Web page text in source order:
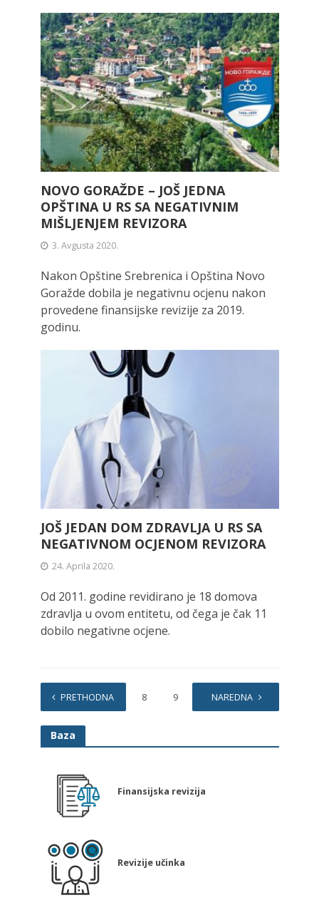
NOVO GORAŽDE – JOŠ JEDNA
OPŠTINA U RS SA NEGATIVNIM
MIŠLJENJEM REVIZORA
3. Avgusta 2020.
Nakon Opštine Srebrenica i Opština Novo
Goražde dobila je negativnu ocjenu nakon
provedene finansijske revizije za 2019.
godinu.
JOŠ JEDAN DOM ZDRAVLJA U RS SA
NEGATIVNOM OCJENOM REVIZORA
24. Aprila 2020.
Od 2011. godine revidirano je 18 domova
zdravlja u ovom entitetu, od čega je čak 11
dobilo negativne ocjene.
PRETHODNA
1 … 8 9 11
NAREDNA
Baza
Finansijska revizija
Revizije učinka